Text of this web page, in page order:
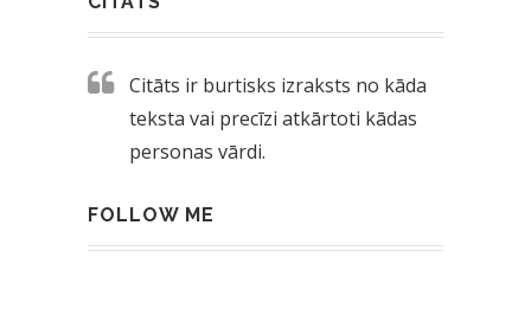
Citāts ir burtisks izraksts no kāda
teksta vai precīzi atkārtoti kādas
personas vārdi.
FOLLOW ME